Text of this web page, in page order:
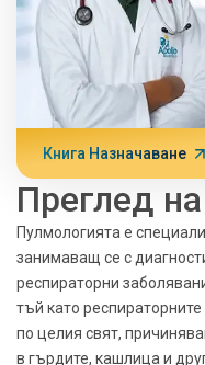
Книга Назначаване
Преглед
Пулмологията е
занимаващ се с
респираторни
тъй като
по целия свят,
в гърдите, кашлица и